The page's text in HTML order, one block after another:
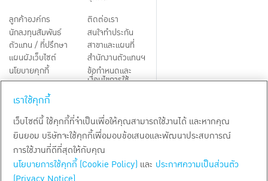
ลูกค้าองค์กร
นักลงทุนสัมพันธ์
ตัวแทน / ที่ปรึกษา
แผนผังเว็บไซต์
นโยบายคุกกี้
Third-Party Notices
ติดต่อเรา
สนใจทำประกัน
สาขาและแผนที่
สำนักงานตัวแทนฯ
ข้อกำหนดและ
เงื่อนไขการใช้
TH EN
สงวนลิขสิทธิ์ พ.ศ.2569
เราใช้คุกกี้
เว็บไซต์นี้ ใช้คุกกี้ที่จำเป็นเพื่อให้คุณสามารถใช้งานได้ และหากคุณ
ยินยอม บริษัทจะใช้คุกกี้เพื่อมอบข้อเสนอและพัฒนาประสบการณ์
การใช้งานที่ดีที่สุดให้กับคุณ
นโยบายการใช้คุกกี้ (Cookie Policy) และ ประกาศความเป็นส่วนตัว